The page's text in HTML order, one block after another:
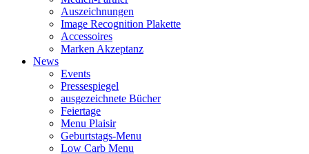
Auszeichnungen
Image Recognition Plakette
Accessoires
Marken Akzeptanz
News
Events
Pressespiegel
ausgezeichnete Bücher
Feiertage
Menu Plaisir
Geburtstags-Menu
Low Carb Menu